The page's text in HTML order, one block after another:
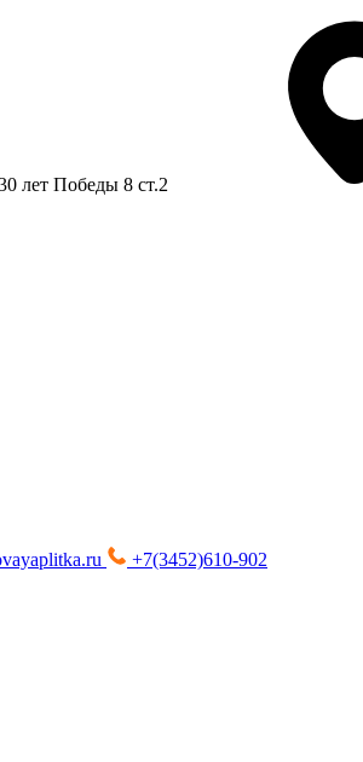
лет Победы 8 ст.2
+7(3452)610-902